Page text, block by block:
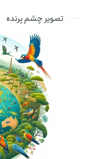
تصویر چشم پرنده